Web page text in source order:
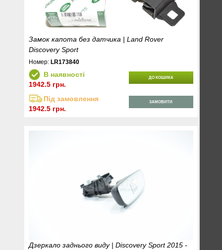
Замок капота без датчика | Land Rover
Discovery Sport
Номер:LR173840
В наявності
1942.5 грн.
ДО КОШИКА
Під замовлення
1942.5 грн.
ЗАМОВИТИ
Дзеркало заднього виду | Discovery Sport 2015 -